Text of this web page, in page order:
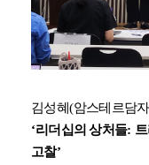
김성혜 (암스테르담
‘리더십의 상처들:
고찰’